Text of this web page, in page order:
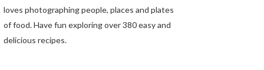
loves photographing people, places and plates
of food. Have fun exploring over 380 easy and
delicious recipes.